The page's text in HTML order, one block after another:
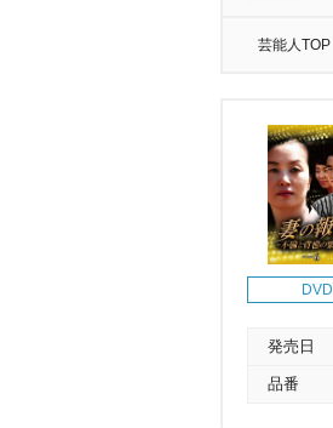
芸能人TOP
DVD
発売日
品番